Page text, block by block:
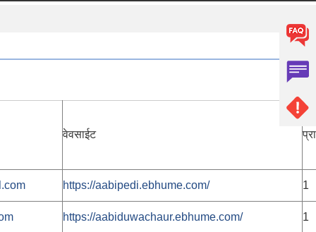
वेवसाईट
https://aabipedi.ebhume.com/ 1
https://aabiduwachaur.ebhume.com/ 1